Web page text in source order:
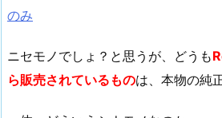
のみ
ニセモノでしょ？と思うが、どうも
ら販売されているものは、本物の純